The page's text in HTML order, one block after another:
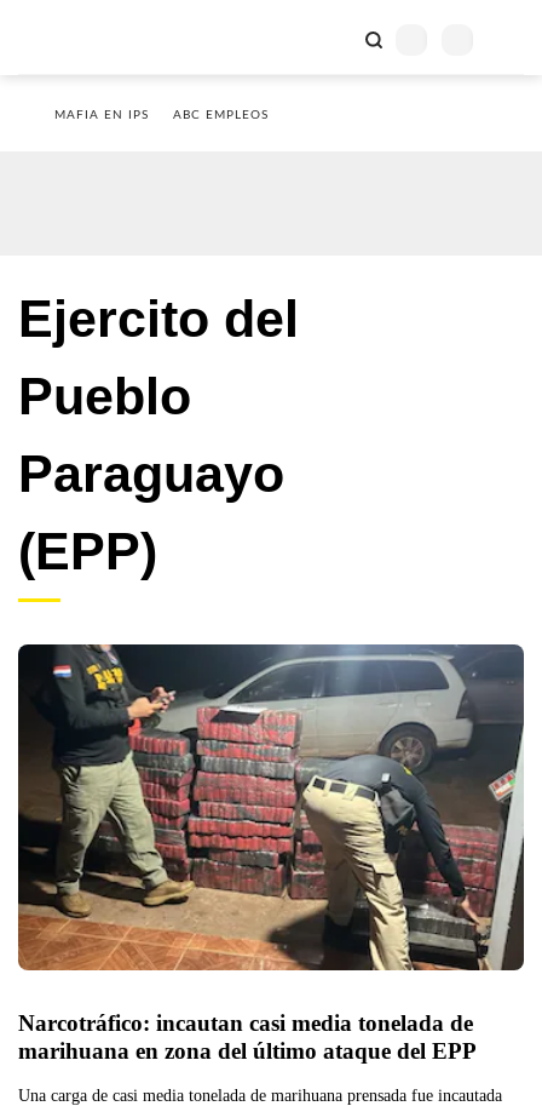
MAFIA EN IPS ABC EMPLEOS
Ejercito del
Pueblo
Paraguayo
(EPP)
Narcotráfico: incautan casi media tonelada de
marihuana en zona del último ataque del EPP
Una carga de casi media tonelada de marihuana prensada fue incautada